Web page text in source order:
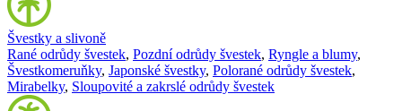
Švestky a slivoně
Rané odrůdy švestek, Pozdní odrůdy švestek, Ryngle a blumy,
Švestkomeruňky, Japonské švestky, Polorané odrůdy švestek,
Mirabelky, Sloupovité a zakrslé odrůdy švestek